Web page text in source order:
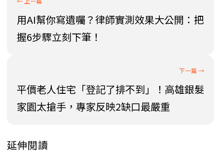
用AI幫你寫遺囑？律師實測效果大公開：把
握6步驟立刻下筆！
平價老人住宅「登記了排不到」！高雄銀髮
家園太搶手，專家反映2缺口最嚴重
延伸閱讀